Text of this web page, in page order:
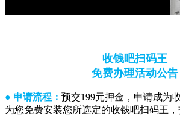
收钱吧扫码王
免费办理活动公告
● 申请流程： 预交199元押金，申请成为
为您免费安装您所选定的收钱吧扫码王